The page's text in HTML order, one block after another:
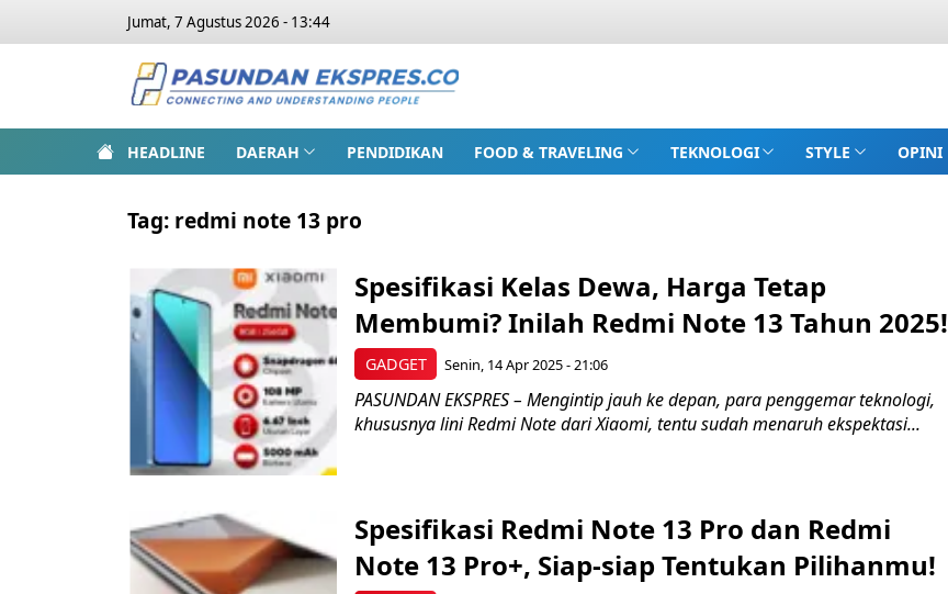
Jumat, 7 Agustus 2026 - 13:44
HEADLINE DAERAH PENDIDIKAN FOOD & TRAVELING TEKNOLOGI STYLE OPINI
Tag: redmi note 13 pro
GADGET
Spesifikasi Kelas Dewa, Harga Tetap
Membumi? Inilah Redmi Note 13 Tahun 2025!
Senin, 14 Apr 2025 - 21:06
PASUNDAN EKSPRES – Mengintip jauh ke depan, para penggemar teknologi,
khususnya lini Redmi Note dari Xiaomi, tentu sudah menaruh ekspektasi...
Spesifikasi Redmi Note 13 Pro dan Redmi
Note 13 Pro+, Siap-siap Tentukan Pilihanmu!